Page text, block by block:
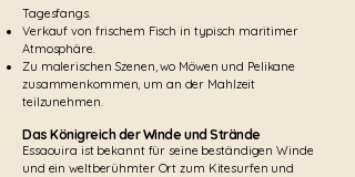
Tagesfangs.
Verkauf von frischem Fisch in typisch maritimer
Atmosphäre.
Zu malerischen Szenen, wo Möwen und Pelikane
zusammenkommen, um an der Mahlzeit
teilzunehmen.
Das Königreich der Winde und Strände
Essaouira ist bekannt für seine beständigen Winde
und ein weltberühmter Ort zum Kitesurfen und